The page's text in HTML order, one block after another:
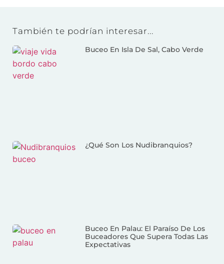
También te podrían interesar...
Buceo En Isla De Sal, Cabo Verde
¿Qué Son Los Nudibranquios?
Buceo En Palau: El Paraíso De Los
Buceadores Que Supera Todas Las
Expectativas